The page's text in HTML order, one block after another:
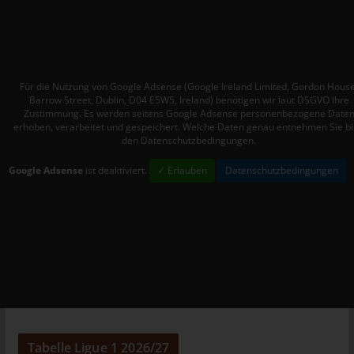
Für die Nutzung von Google Adsense (Google Ireland Limited, Gordon
Barrow Street, Dublin, D04 E5W5, Ireland) benötigen wir laut DSGVO Ihre
Zustimmung. Es werden seitens Google Adsense personenbezogene Daten
erhoben, verarbeitet und gespeichert. Welche Daten genau entnehmen Sie
den Datenschutzbedingungen.
Google Adsense ist deaktiviert. ✓ Erlauben Datenschutzbedingungen
Tabelle Ligue 1 2026/27
Daten im Auftrag des Verantwortlichen verarbeitet.
i) Empfänger
Empfänger ist eine natürliche oder juristische Person, Behörde,
offengelegt werden, unabhängig davon, ob es sich bei ihr um
Einrichtung oder andere Stelle außer der betroffenen Person,